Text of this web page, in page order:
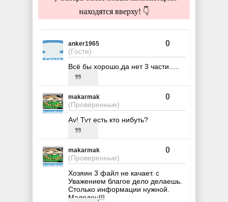
находятся вверху! 👇
anker1965
(Гости)
0
Всё бы хорошо,да нет 3 части.....
makarmak
(Проверенные)
0
Ау! Тут есть кто нибуть?
makarmak
(Проверенные)
0
Хозяин 3 файл не качает. с
Уважением благое дело делаешь.
Столько информации нужной.
Малодец!!!